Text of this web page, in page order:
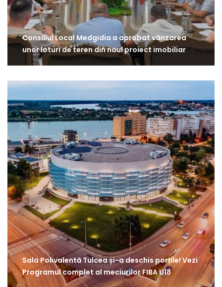
Consiliul Local Medgidia a aprobat vânzarea
unor loturi de teren din noul proiect imobiliar
Sala Polivalentă Tulcea și-a deschis porțile! Vezi
Programul complet al meciurilor FIBA U18